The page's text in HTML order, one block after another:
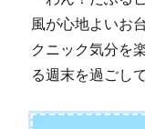
風が心地よいお
クニック気分を
る週末を過ごし